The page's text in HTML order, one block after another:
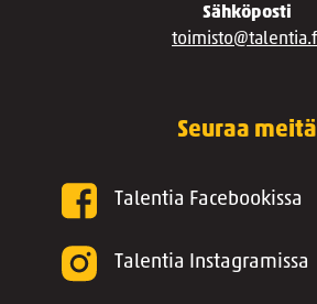
Sähköposti
Seuraa meitä
Talentia Facebookissa
Talentia Instagramissa